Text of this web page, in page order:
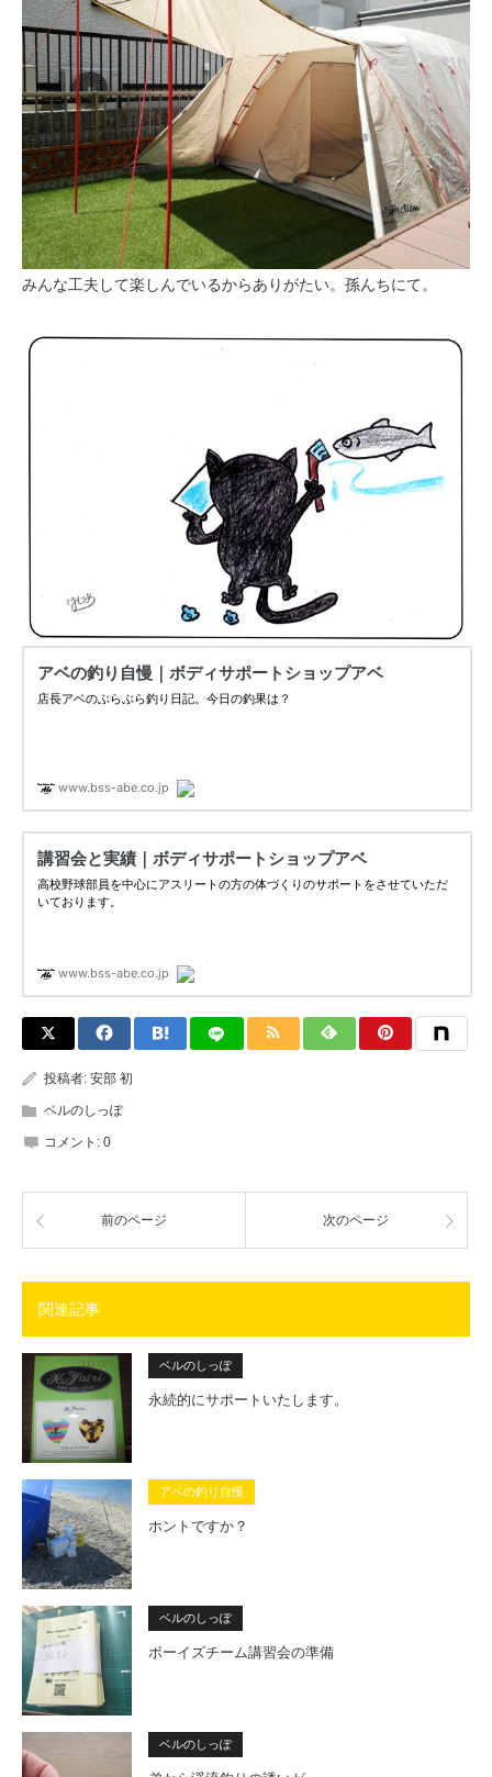
みんな工夫して楽しんでいるからありがたい。孫んちにて。
投稿者: 安部 初
ベルのしっぽ
コメント: 0
前のページ 次のページ
関連記事
ベルのしっぽ
永続的にサポートいたします。
アベの釣り自慢
ホントですか？
ベルのしっぽ
ボーイズチーム講習会の準備
ベルのしっぽ